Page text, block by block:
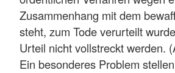
Zusammenhang mit dem
steht, zum Tode verurteilt
Urteil nicht vollstreckt werden.
Ein besonderes Problem